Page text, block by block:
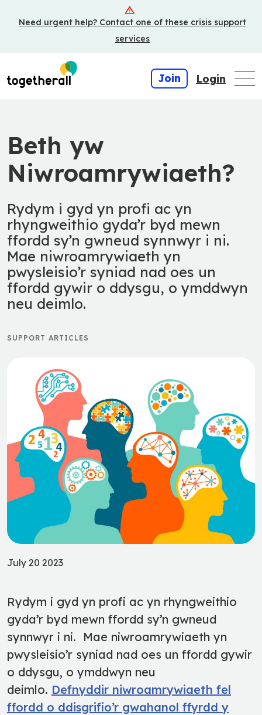
toNeed urgent help? Contact one of these crisis support
services
Join Login
Beth yw
Niwroamrywiaeth?
Rydym i gyd yn profi ac yn
rhyngweithio gyda’r byd mewn
ffordd sy’n gwneud synnwyr i ni.
Mae niwroamrywiaeth yn
pwysleisio’r syniad nad oes un
ffordd gywir o ddysgu, o ymddwyn
neu deimlo.
SUPPORT ARTICLES
July 20 2023
Rydym i gyd yn profi ac yn rhyngweithio
gyda’r byd mewn ffordd sy’n gwneud
synnwyr i ni. Mae niwroamrywiaeth yn
pwysleisio’r syniad nad oes un ffordd gywir
o ddysgu, o ymddwyn neu
deimlo. Defnyddir niwroamrywiaeth fel
ffordd o ddisgrifio’r gwahanol ffyrdd y